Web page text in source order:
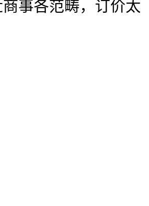
事各范畴，订价太